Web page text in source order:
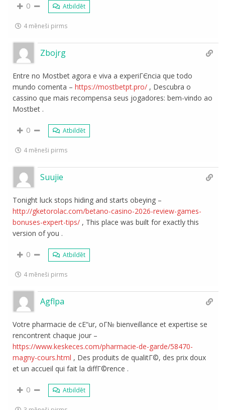
0 Atbildēt
4 mēneši pirms
Zbojrg
Entre no Mostbet agora e viva a experiГЄncia que todo
mundo comenta –https://mostbetpt.pro/ , Descubra o
cassino que mais recompensa seus jogadores: bem-vindo ao
Mostbet .
0 Atbildēt
4 mēneši pirms
Suujie
Tonight luck stops hiding and starts obeying –
http://gketorolac.com/betano-casino-2026-review-games-
bonuses-expert-tips/ , This place was built for exactly this
version of you .
0 Atbildēt
4 mēneši pirms
Agflpa
Votre pharmacie de cЕ“ur, oГ№ bienveillance et expertise se
rencontrent chaque jour –
https://www.keskeces.com/pharmacie-de-garde/58470-
magny-cours.html , Des produits de qualitГ©, des prix doux
et un accueil qui fait la diffГ©rence .
0 Atbildēt